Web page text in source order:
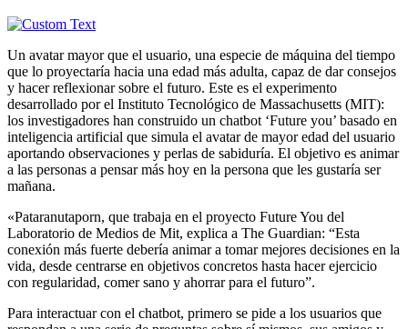
Un avatar mayor que el usuario, una especie de máquina del tiempo
que lo proyectaría hacia una edad más adulta, capaz de dar consejos
y hacer reflexionar sobre el futuro. Este es el experimento
desarrollado por el Instituto Tecnológico de Massachusetts (MIT):
los investigadores han construido un chatbot ‘Future you’ basado en
inteligencia artificial que simula el avatar de mayor edad del usuario
aportando observaciones y perlas de sabiduría. El objetivo es animar
a las personas a pensar más hoy en la persona que les gustaría ser
mañana.
«Pataranutaporn, que trabaja en el proyecto Future You del
Laboratorio de Medios de Mit, explica a The Guardian: “Esta
conexión más fuerte debería animar a tomar mejores decisiones en la
vida, desde centrarse en objetivos concretos hasta hacer ejercicio
con regularidad, comer sano y ahorrar para el futuro”.
Para interactuar con el chatbot, primero se pide a los usuarios que